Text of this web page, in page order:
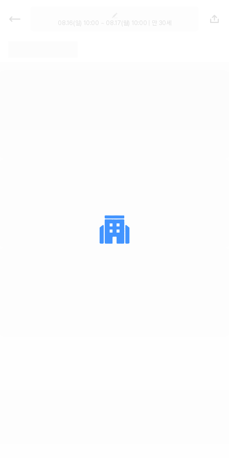
렌트카 추천 | 최저가 한눈에 비교 렌
터카 카모아08.16(일) 10:00 ~ 08.17(월) 10:00 | 만 30세